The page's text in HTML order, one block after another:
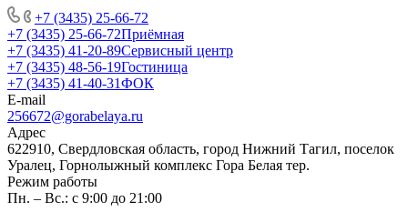
+7 (3435) 25-66-72
+7 (3435) 25-66-72Приёмная
+7 (3435) 41-20-89Сервисный центр
+7 (3435) 48-56-19Гостиница
+7 (3435) 41-40-31ФОК
E-mail
256672@gorabelaya.ru
Адрес
622910, Свердловская область, город Нижний Тагил, поселок
Уралец, Горнолыжный комплекс Гора Белая тер.
Режим работы
Пн. – Вс.: с 9:00 до 21:00